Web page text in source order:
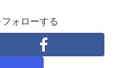
ォローする